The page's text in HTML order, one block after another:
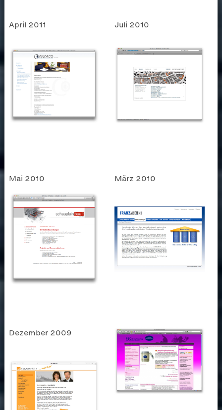
April 2011 Juli 2010
Mai 2010 März 2010
Dezember 2009